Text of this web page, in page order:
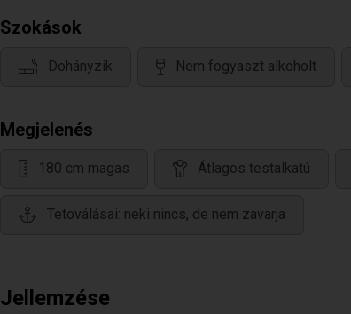
Szokások
Dohányzik Nem fogyaszt alkoholt
Megjelenés
180 cm magas Átlagos testalkatú
Tetoválásai: neki nincs, de nem zavarja
Jellemzése